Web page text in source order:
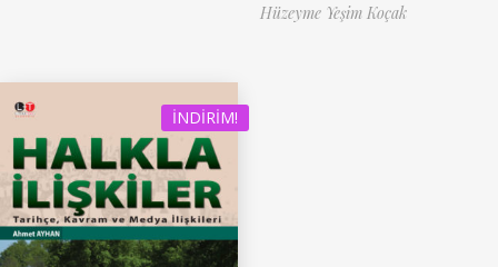
Hüzeyme Yeşim Koçak
İNDIRIM!